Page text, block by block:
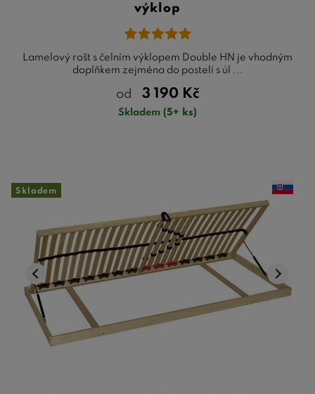
výklop
Lamelový rošt s čelním výklopem Double HN je vhodným
doplňkem zejména do postelí s úl ...
od 3 190 Kč
Skladem (5+ ks)
Skladem